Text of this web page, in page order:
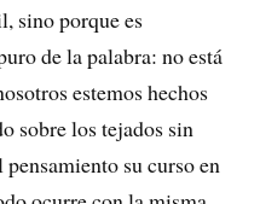
sino porque es
de la palabra: no está
estemos hechos
sobre los tejados sin
su curso en